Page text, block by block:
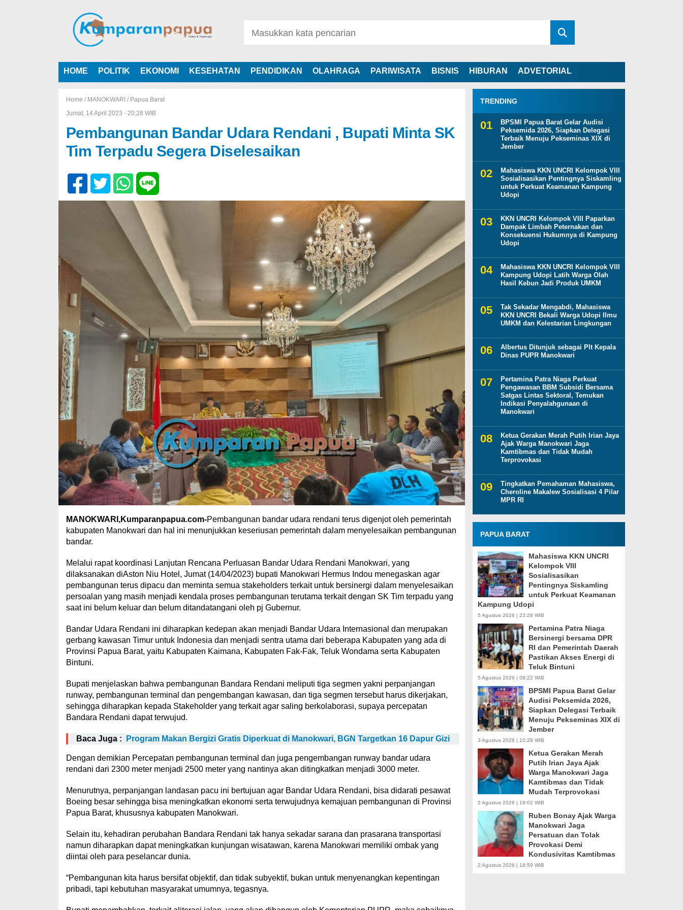
HOME POLITIK EKONOMI KESEHATAN PENDIDIKAN OLAHRAGA PARIWISATA BISNIS HIBURAN ADVETORIAL
Home / MANOKWARI / Papua Barat
Jumat, 14 April 2023 - 20:28 WIB
Pembangunan Bandar Udara Rendani , Bupati Minta SK
Tim Terpadu Segera Diselesaikan
MANOKWARI,Kumparanpapua.com-Pembangunan bandar udara rendani terus digenjot oleh pemerintah
kabupaten Manokwari dan hal ini menunjukkan keseriusan pemerintah dalam menyelesaikan pembangunan
bandar.
Melalui rapat koordinasi Lanjutan Rencana Perluasan Bandar Udara Rendani Manokwari, yang
dilaksanakan diAston Niu Hotel, Jumat (14/04/2023) bupati Manokwari Hermus Indou menegaskan agar
pembangunan terus dipacu dan meminta semua stakeholders terkait untuk bersinergi dalam menyelesaikan
persoalan yang masih menjadi kendala proses pembangunan terutama terkait dengan SK Tim terpadu yang
saat ini belum keluar dan belum ditandatangani oleh pj Gubernur.
Bandar Udara Rendani ini diharapkan kedepan akan menjadi Bandar Udara Internasional dan merupakan
gerbang kawasan Timur untuk Indonesia dan menjadi sentra utama dari beberapa Kabupaten yang ada di
Provinsi Papua Barat, yaitu Kabupaten Kaimana, Kabupaten Fak-Fak, Teluk Wondama serta Kabupaten
Bintuni.
Bupati menjelaskan bahwa pembangunan Bandara Rendani meliputi tiga segmen yakni perpanjangan
runway, pembangunan terminal dan pengembangan kawasan, dan tiga segmen tersebut harus dikerjakan,
sehingga diharapkan kepada Stakeholder yang terkait agar saling berkolaborasi, supaya percepatan
Bandara Rendani dapat terwujud.
Baca Juga : Program Makan Bergizi Gratis Diperkuat di Manokwari, BGN Targetkan 16 Dapur Gizi
Dengan demikian Percepatan pembangunan terminal dan juga pengembangan runway bandar udara
rendani dari 2300 meter menjadi 2500 meter yang nantinya akan ditingkatkan menjadi 3000 meter.
Menurutnya, perpanjangan landasan pacu ini bertujuan agar Bandar Udara Rendani, bisa didarati pesawat
Boeing besar sehingga bisa meningkatkan ekonomi serta terwujudnya kemajuan pembangunan di Provinsi
Papua Barat, khususnya kabupaten Manokwari.
Selain itu, kehadiran perubahan Bandara Rendani tak hanya sekadar sarana dan prasarana transportasi
namun diharapkan dapat meningkatkan kunjungan wisatawan, karena Manokwari memiliki ombak yang
diintai oleh para peselancar dunia.
“Pembangunan kita harus bersifat objektif, dan tidak subyektif, bukan untuk menyenangkan kepentingan
pribadi, tapi kebutuhan masyarakat umumnya, tegasnya.
TRENDING
BPSMI Papua Barat Gelar Audisi
Peksemida 2026, Siapkan Delegasi
Terbaik Menuju Pekseminas XIX di
Jember
Mahasiswa KKN UNCRI Kelompok VIII
Sosialisasikan Pentingnya Siskamling
untuk Perkuat Keamanan Kampung
Udopi
KKN UNCRI Kelompok VIII Paparkan
Dampak Limbah Peternakan dan
Konsekuensi Hukumnya di Kampung
Udopi
Mahasiswa KKN UNCRI Kelompok VIII
Kampung Udopi Latih Warga Olah
Hasil Kebun Jadi Produk UMKM
Tak Sekadar Mengabdi, Mahasiswa
KKN UNCRI Bekali Warga Udopi Ilmu
UMKM dan Kelestarian Lingkungan
Albertus Ditunjuk sebagai Plt Kepala
Dinas PUPR Manokwari
Pertamina Patra Niaga Perkuat
Pengawasan BBM Subsidi Bersama
Satgas Lintas Sektoral, Temukan
Indikasi Penyalahgunaan di
Manokwari
Ketua Gerakan Merah Putih Irian Jaya
Ajak Warga Manokwari Jaga
Kamtibmas dan Tidak Mudah
Terprovokasi
Tingkatkan Pemahaman Mahasiswa,
Cheroline Makalew Sosialisasi 4 Pilar
MPR RI
PAPUA BARAT
Mahasiswa KKN UNCRI
Kelompok VIII
Sosialisasikan
Pentingnya Siskamling
untuk Perkuat Keamanan
Kampung Udopi
5 Agustus 2026 | 22:28 WIB
Pertamina Patra Niaga
Bersinergi bersama DPR
RI dan Pemerintah Daerah
Pastikan Akses Energi di
Teluk Bintuni
5 Agustus 2026 | 08:22 WIB
BPSMI Papua Barat Gelar
Audisi Peksemida 2026,
Siapkan Delegasi Terbaik
Menuju Pekseminas XIX di
Jember
3 Agustus 2026 | 10:28 WIB
Ketua Gerakan Merah
Putih Irian Jaya Ajak
Warga Manokwari Jaga
Kamtibmas dan Tidak
Mudah Terprovokasi
2 Agustus 2026 | 19:02 WIB
Ruben Bonay Ajak Warga
Manokwari Jaga
Persatuan dan Tolak
Provokasi Demi
Kondusivitas Kamtibmas
2 Agustus 2026 | 18:59 WIB